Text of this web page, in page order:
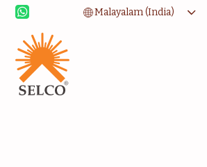
ജീവിതോപായ